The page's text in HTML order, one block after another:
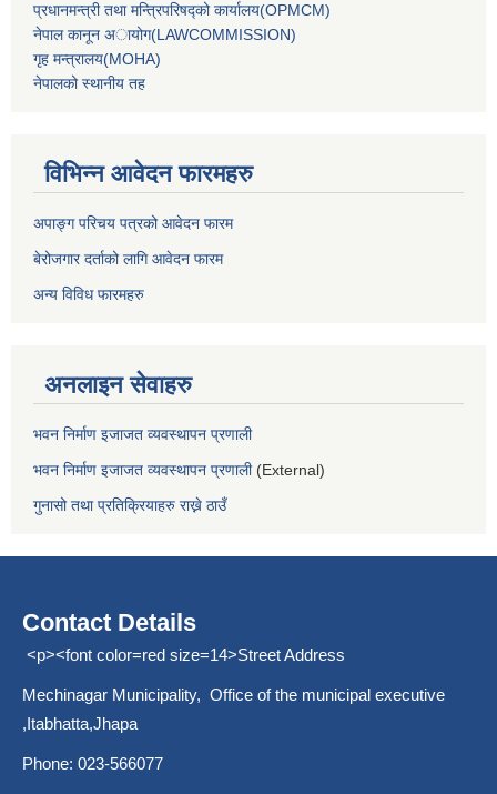
प्रधानमन्‍त्री तथा मन्‍त्रिपरिषद्को कार्यालय(OPMCM)
नेपाल कानून अायोग(LAWCOMMISSION)
गृह मन्‍त्रालय(MOHA)
नेपालको स्थानीय तह
विभिन्न आवेदन फारमहरु
अपाङ्ग परिचय पत्रको आवेदन फारम
बेरोजगार दर्ताको लागि आवेदन फारम
अन्य विविध फारमहरु
अनलाइन सेवाहरु
भवन निर्माण इजाजत व्यवस्थापन प्रणाली
भवन निर्माण इजाजत व्यवस्थापन प्रणाली(External)
गुनासो तथा प्रतिक्रियाहरु राख्ने ठाउँ
Contact Details
<p><font color=red size=14>Street Address
Mechinagar Municipality, Office of the municipal executive
,Itabhatta,Jhapa
Phone: 023-566077